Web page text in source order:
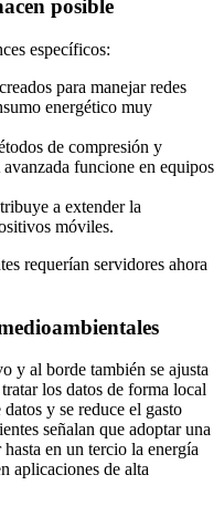
posible
específicos:
para manejar redes
energético muy
de compresión y
funcione en equipos
a extender la
móviles.
requerían servidores ahora
y al borde también se ajusta
los datos de forma local
y se reduce el gasto
señalan que adoptar una
en un tercio la energía
aplicaciones de alta